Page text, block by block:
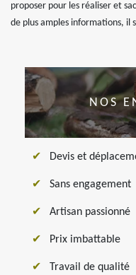
proposer pour les réaliser et
de plus amples informations, il
NOS
Devis et
Sans engagement
Artisan passionné
Prix imbattable
Travail de qualité